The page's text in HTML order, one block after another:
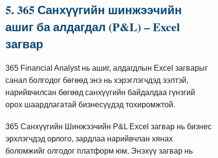
5. 365 Санхүүгийн шинжээчийн
ашиг ба алдагдал (P&L) – Excel
загвар
365 Financial Analyst нь ашиг, алдагдлын Excel загварыг
санал болгодог бөгөөд энэ нь хэрэглэгчдэд ээлтэй,
нарийвчилсан бөгөөд санхүүгийн байдалдаа гүнзгий
орох шаардлагатай бизнесүүдэд тохиромжтой.
365 Санхүүгийн Шинжээчийн P&L Excel загвар нь бизнес
эрхлэгчдэд орлого, зардлаа нарийвчлан хянах
боломжийг олгодог платформ юм. Энэхүү загвар нь